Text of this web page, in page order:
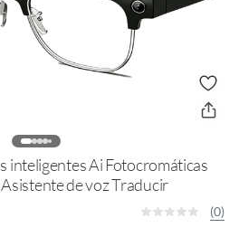
inteligentes Ai Fotocromáticas
de voz Traducir
(0)